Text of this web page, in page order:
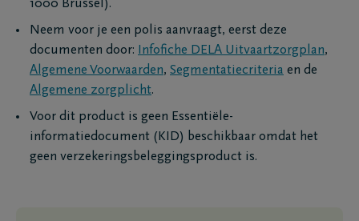
1000 Brussel).
Neem voor je een polis aanvraagt, eerst deze
documenten door: Infofiche DELA Uitvaartzorgplan,
Algemene Voorwaarden, Segmentatiecriteria en de
Algemene zorgplicht.
Voor dit product is geen Essentiële-
informatiedocument (KID) beschikbaar omdat het
geen verzekeringsbeleggingsproduct is.